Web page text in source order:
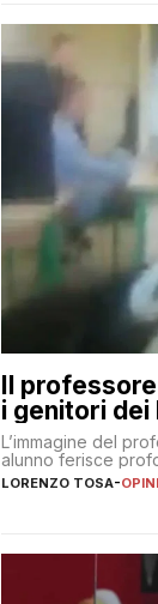
Il
i genitori dei
L’immagine del
alunno ferisce
LORENZO TOSA-